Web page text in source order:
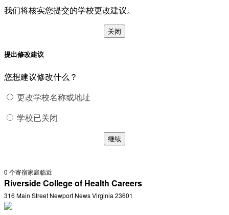
我们将核实您提交的学校更改建议。
关闭
提出修改建议
您想建议修改什么？
更改学校名称或地址
学校已关闭
继续
0 个寄宿家庭临近
Riverside College of Health Careers
316 Main Street Newport News Virginia 23601